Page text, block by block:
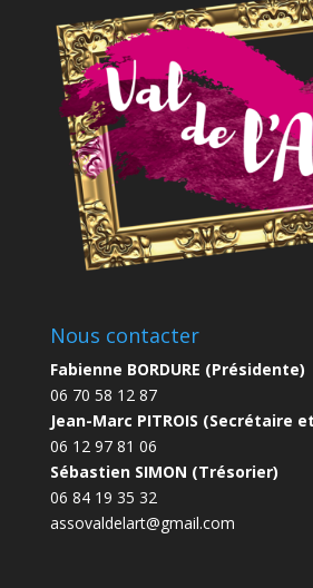
Nous contacter
Fabienne BORDURE (Présidente)
06 70 58 12 87
Jean-Marc PITROIS (Secrétaire
06 12 97 81 06
Sébastien SIMON (Trésorier)
06 84 19 35 32
assovaldelart@gmail.com